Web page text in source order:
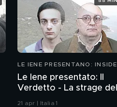
LE IENE PRESENTANO: INSIDE
Le Iene presentato: Il
Verdetto - La strage del
Circeo
21 apr | Italia 1